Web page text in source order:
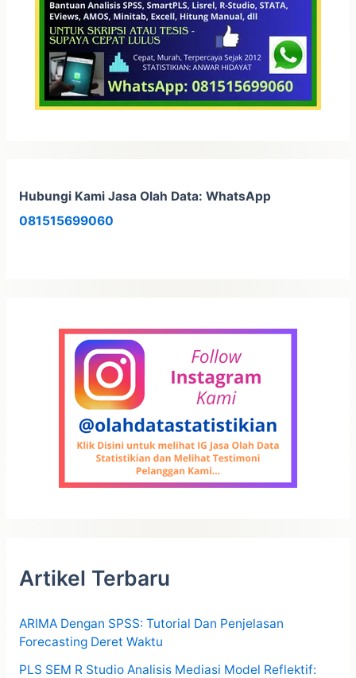
Hubungi Kami Jasa Olah Data: WhatsApp
081515699060
Artikel Terbaru
ARIMA Dengan SPSS: Tutorial Dan Penjelasan
Forecasting Deret Waktu
PLS SEM R Studio Analisis Mediasi Model Reflektif: